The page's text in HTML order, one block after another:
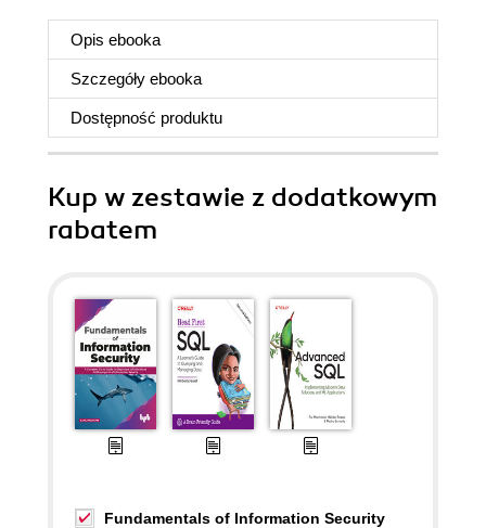
Opis ebooka
Szczegóły ebooka
Dostępność produktu
Kup w zestawie z dodatkowym
rabatem
Fundamentals of Information Security